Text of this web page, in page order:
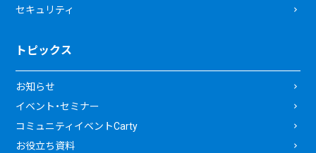
セキュリティ
トピックス
お知らせ
イベント・セミナー
コミュニティイベントCarty
お役立ち資料